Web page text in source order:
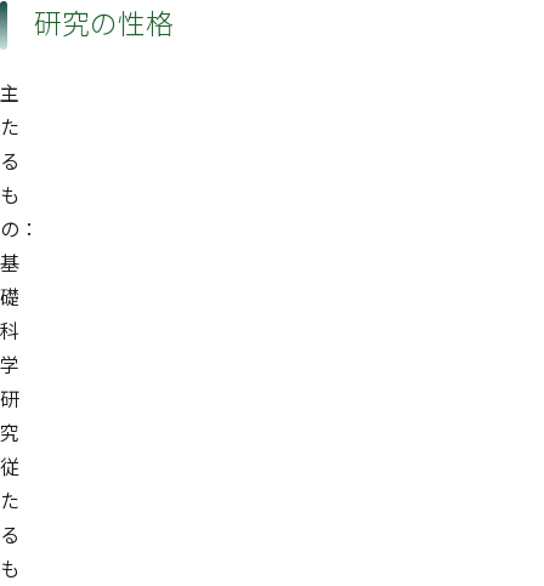
研究の性格
主
た
る
も
の：
基
礎
科
学
研
究
従
た
る
も